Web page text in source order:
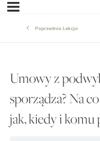
Poprzednia Lekcja
Umowy z
sporządza? Na
jak, kiedy i komu